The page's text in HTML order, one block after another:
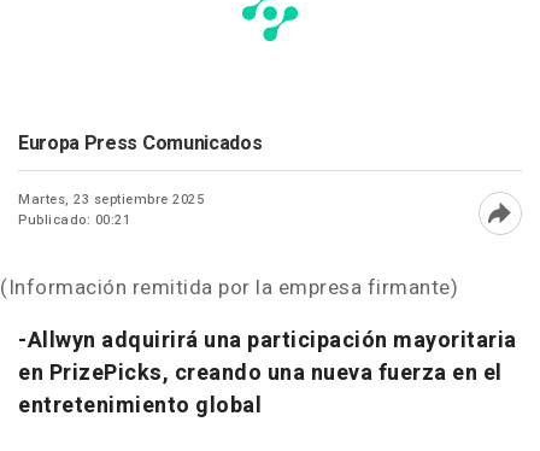
Europa Press Comunicados
Martes, 23 septiembre 2025
Publicado: 00:21
(Información remitida por la empresa firmante)
-Allwyn adquirirá una participación mayoritaria
en PrizePicks, creando una nueva fuerza en el
entretenimiento global